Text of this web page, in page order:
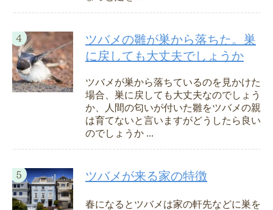
ツバメの雛が巣から落ちた。巣
に戻しても大丈夫でしょうか
ツバメが巣から落ちているのを見かけた
場合、巣に戻しても大丈夫なのでしょう
か、人間の匂いが付いた雛をツバメの親
は育てないと言いますがどうしたら良い
のでしょうか ...
ツバメが来る家の特徴
春になるとツバメは家の軒先などに巣を